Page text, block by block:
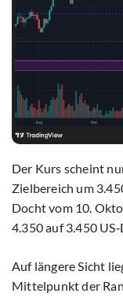
Der Kurs scheint
Zielbereich um
Docht vom 10.
4.350 auf 3.450
Auf längere Sicht
Mittelpunkt der